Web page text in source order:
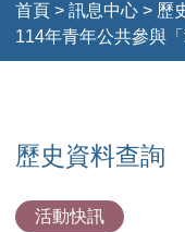
首頁 >訊息中心 > 歷
114年青年公共參與
歷史資料查詢
活動快訊